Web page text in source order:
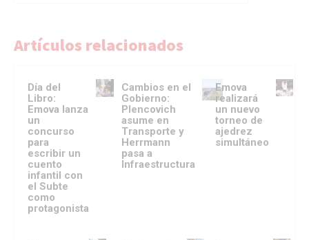
Artículos relacionados
Día del
Libro:
Emova lanza
un
concurso
para
escribir un
cuento
infantil con
el Subte
como
protagonista
Cambios en el
Gobierno:
Plencovich
asume en
Transporte y
Herrmann
pasa a
Infraestructura
Emova
realizará
un nuevo
torneo de
ajedrez
simultáneo